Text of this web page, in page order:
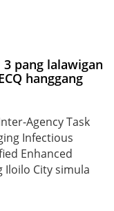
pang lalawigan
hanggang
Agency Task
Infectious
Enhanced
Iloilo City simula